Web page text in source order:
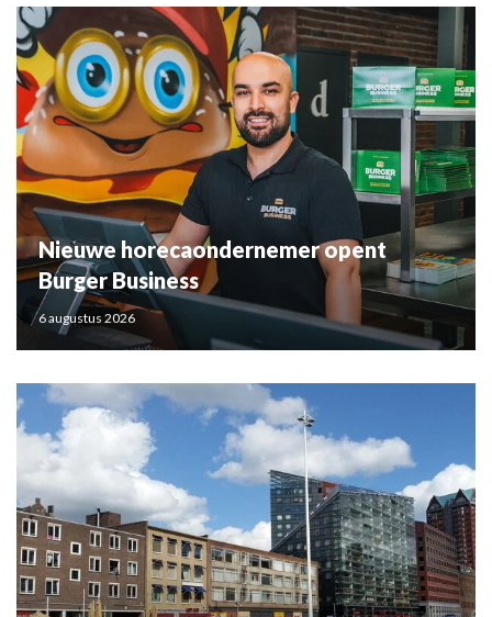
Nieuwe horecaondernemer opent
Burger Business
6 augustus 2026